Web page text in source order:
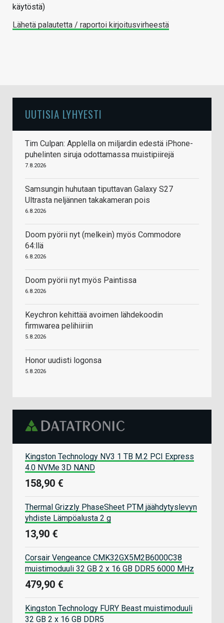
käytöstä)
Lähetä palautetta / raportoi kirjoitusvirheestä
UUTISIA LYHYESTI
Tim Culpan: Applella on miljardin edestä iPhone-
puhelinten siruja odottamassa muistipiirejä
7.8.2026
Samsungin huhutaan tiputtavan Galaxy S27
Ultrasta neljännen takakameran pois
6.8.2026
Doom pyörii nyt (melkein) myös Commodore
64:llä
6.8.2026
Doom pyörii nyt myös Paintissa
6.8.2026
Keychron kehittää avoimen lähdekoodin
firmwarea pelihiiriin
5.8.2026
Honor uudisti logonsa
5.8.2026
Kingston Technology NV3 1 TB M.2 PCI Express
4.0 NVMe 3D NAND
158,90 €
Thermal Grizzly PhaseSheet PTM jäähdytyslevyn
yhdiste Lämpöalusta 2 g
13,90 €
Corsair Vengeance CMK32GX5M2B6000C38
muistimoduuli 32 GB 2 x 16 GB DDR5 6000 MHz
479,90 €
Kingston Technology FURY Beast muistimoduuli
32 GB 2 x 16 GB DDR5